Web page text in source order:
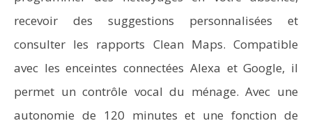
recevoir des suggestions personnalisées et
consulter les rapports Clean Maps. Compatible
avec les enceintes connectées Alexa et Google, il
permet un contrôle vocal du ménage. Avec une
autonomie de 120 minutes et une fonction de